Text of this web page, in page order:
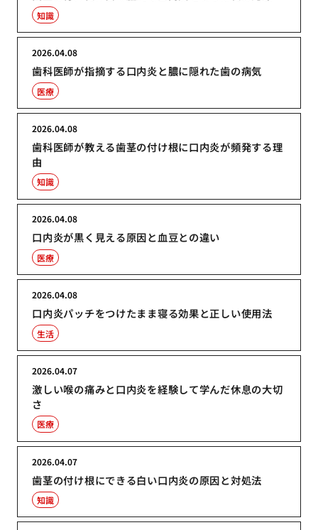
知識
歯科医師が指摘する口内炎と膿に隠れた歯の病気
2026.04.08
医療
歯科医師が教える歯茎の付け根に口内炎が頻発する理
由
2026.04.08
知識
口内炎が黒く見える原因と血豆との違い
2026.04.08
医療
口内炎パッチをつけたまま寝る効果と正しい使用法
2026.04.08
生活
激しい喉の痛みと口内炎を経験して学んだ休息の大切
さ
2026.04.07
医療
歯茎の付け根にできる白い口内炎の原因と対処法
2026.04.07
知識